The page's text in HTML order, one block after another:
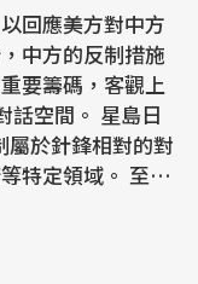
回應美方對中方
中方的反制措施
要籌碼，客觀上
。 星島日
於針鋒相對的對
定領域。 至於